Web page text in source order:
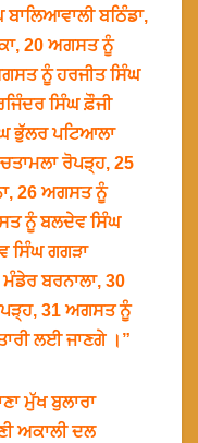
ਬਠਿੰਡਾ,
20 ਅਗਸਤ ਨੂੰ
ਨੂੰ ਹਰਜੀਤ ਸਿੰਘ
ਸਿੰਘ ਫ਼ੌਜੀ
ਭੁੱਲਰ ਪਟਿਆਲਾ
ਰੋਪੜ੍ਹ, 25
26 ਅਗਸਤ ਨੂੰ
ਨੂੰ ਬਲਦੇਵ ਸਿੰਘ
ਸਿੰਘ ਗਗੜਾ
ਬਰਨਾਲਾ, 30
31 ਅਗਸਤ ਨੂੰ
ਲਈ ਜਾਣਗੇ ।”
ਮੁੱਖ ਬੁਲਾਰਾ
ਅਕਾਲੀ ਦਲ